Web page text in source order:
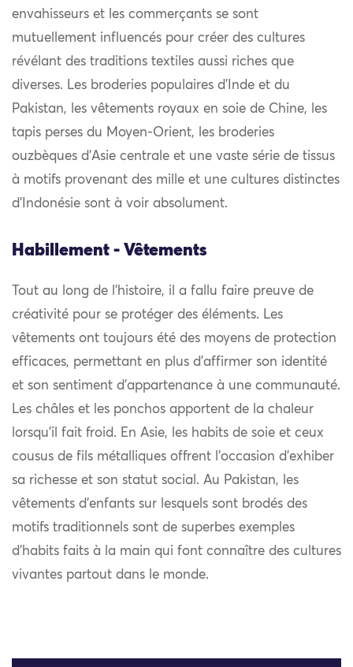
envahisseurs et les commerçants se sont
mutuellement influencés pour créer des cultures
révélant des traditions textiles aussi riches que
diverses. Les broderies populaires d’Inde et du
Pakistan, les vêtements royaux en soie de Chine, les
tapis perses du Moyen-Orient, les broderies
ouzbèques d’Asie centrale et une vaste série de tissus
à motifs provenant des mille et une cultures distinctes
d’Indonésie sont à voir absolument.
Habillement - Vêtements
Tout au long de l’histoire, il a fallu faire preuve de
créativité pour se protéger des éléments. Les
vêtements ont toujours été des moyens de protection
efficaces, permettant en plus d’affirmer son identité
et son sentiment d’appartenance à une communauté.
Les châles et les ponchos apportent de la chaleur
lorsqu’il fait froid. En Asie, les habits de soie et ceux
cousus de fils métalliques offrent l’occasion d’exhiber
sa richesse et son statut social. Au Pakistan, les
vêtements d’enfants sur lesquels sont brodés des
motifs traditionnels sont de superbes exemples
d’habits faits à la main qui font connaître des cultures
vivantes partout dans le monde.